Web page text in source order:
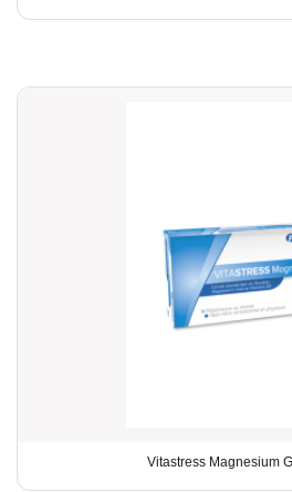
Vitastress Magnesium